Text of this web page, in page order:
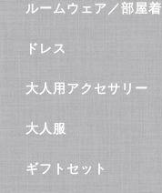
ルームウェア／部屋着
ドレス
大人用アクセサリー
大人服
ギフトセット